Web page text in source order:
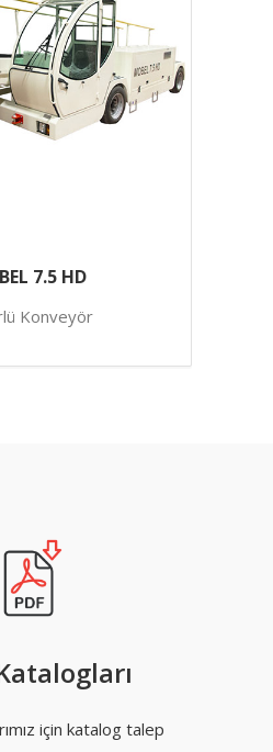
7.5 HD
Konveyör
için katalog talep